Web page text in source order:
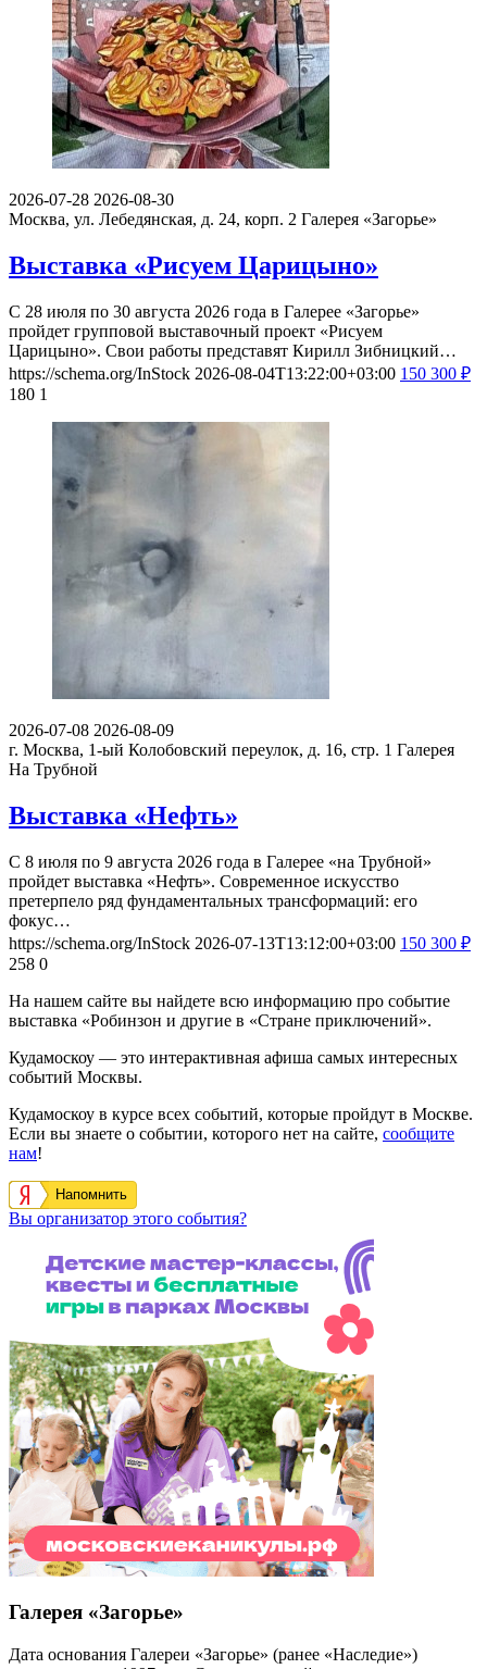
2026-07-28 2026-08-30
Москва, ул. Лебедянская, д. 24, корп. 2 Галерея «Загорье»
Выставка «Рисуем Царицыно»
С 28 июля по 30 августа 2026 года в Галерее «Загорье»
пройдет групповой выставочный проект «Рисуем
Царицыно». Свои работы представят Кирилл Зибницкий…
https://schema.org/InStock 2026-08-04T13:22:00+03:00 150 300 ₽
180 1
2026-07-08 2026-08-09
г. Москва, 1-ый Колобовский переулок, д. 16, стр. 1 Галерея
На Трубной
Выставка «Нефть»
С 8 июля по 9 августа 2026 года в Галерее «на Трубной»
пройдет выставка «Нефть». Современное искусство
претерпело ряд фундаментальных трансформаций: его
фокус…
https://schema.org/InStock 2026-07-13T13:12:00+03:00 150 300 ₽
258 0
На нашем сайте вы найдете всю информацию про событие
выставка «Робинзон и другие в «Стране приключений».
Кудамоскоу — это интерактивная афиша самых интересных
событий Москвы.
Кудамоскоу в курсе всех событий, которые пройдут в Москве.
Если вы знаете о событии, которого нет на сайте, сообщите
нам!
Напомнить
Вы организатор этого события?
Галерея «Загорье»
Дата основания Галереи «Загорье» (ранее «Наследие»)